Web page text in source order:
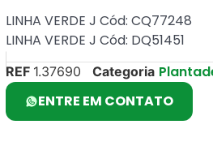
LINHA VERDE J Cód: CQ77248
LINHA VERDE J Cód: DQ51451
REF 1.37690 Categoria
ENTRE EM CONTATO